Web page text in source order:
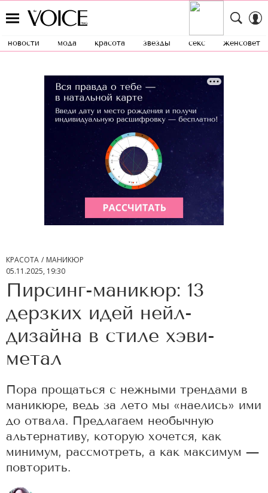
новости мода красота звезды секс женсовет
КРАСОТА
МАНИКЮР
05.11.2025, 19:30
Пирсинг-маникюр: 13
дерзких идей нейл-
дизайна в стиле хэви-
метал
Пора прощаться с нежными трендами в
маникюре, ведь за лето мы «наелись» ими
до отвала. Предлагаем необычную
альтернативу, которую хочется, как
минимум, рассмотреть, а как максимум —
повторить.